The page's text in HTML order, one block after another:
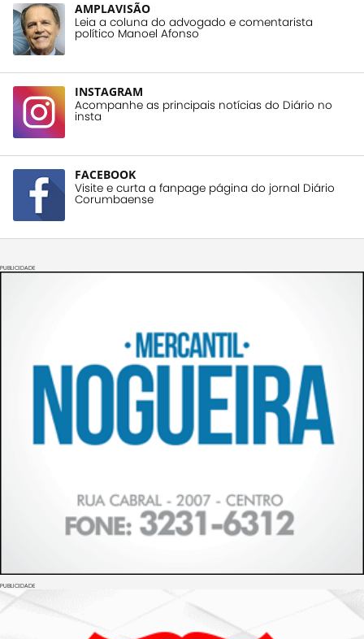
AMPLAVISÃO
Leia a coluna do advogado e comentarista
político Manoel Afonso
INSTAGRAM
Acompanhe as principais notícias do Diário no
insta
FACEBOOK
Visite e curta a fanpage página do jornal Diário
Corumbaense
PUBLICIDADE
PUBLICIDADE